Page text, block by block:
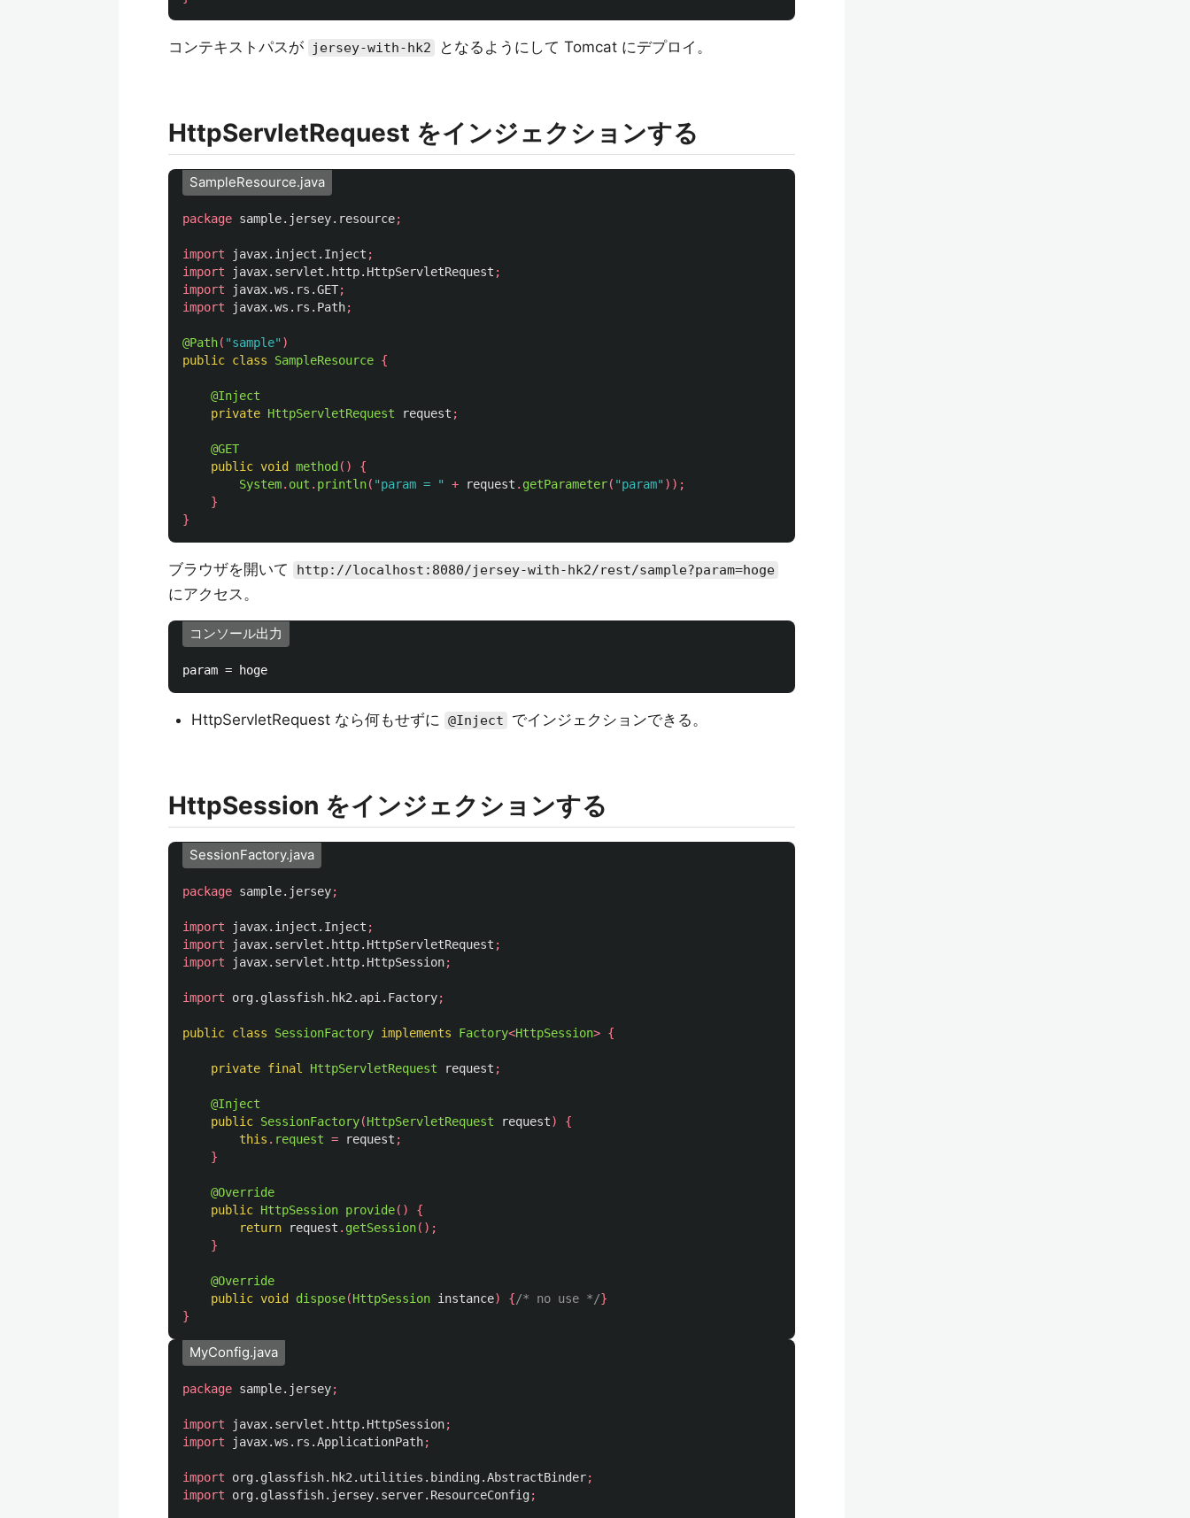
コンテキストパスが jersey-with-hk2 となるようにして Tomcat にデプロイ。
HttpServletRequest をインジェクションする
SampleResource.java
package sample.jersey.resource;
import javax.inject.Inject ;
import
javax.servlet.http.HttpServletRequest ;
import
javax.ws.rs.GET;
import
javax.ws.rs.Path;
@Path( "sample" )
public class SampleResource {
@Inject
private HttpServletRequest request ;
@GET
public void method ()
{
System. out . println( "param = " + request . getParameter( "param" ));
}
}
ブラウザを開いて http://localhost:8080/jersey-with-hk2/rest/sample?param=hoge
にアクセス。
コンソール出力
HttpServletRequest なら何もせずに @Inject でインジェクションできる。
HttpSession をインジェクションする
SessionFactory.java
package sample.jersey;
import javax.inject.Inject ;
import
javax.servlet.http.HttpServletRequest ;
import
javax.servlet.http.HttpSession;
import org.glassfish.hk2.api.Factory;
public class SessionFactory implements Factory<HttpSession> {
private final HttpServletRequest request ;
@Inject
public SessionFactory(HttpServletRequest request)
{
this . request = request ;
}
@Override
public HttpSession provide()
{
return
request . getSession();
}
@Override
public void dispose(HttpSession instance) {/* no use */}
}
MyConfig.java
package sample.jersey;
import javax.servlet.http.HttpSession;
import
javax.ws.rs.ApplicationPath;
import org.glassfish.hk2.utilities.binding.AbstractBinder;
import
org.glassfish.jersey.server.ResourceConfig;